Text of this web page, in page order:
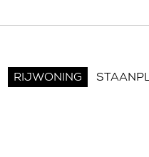
RIJWONING